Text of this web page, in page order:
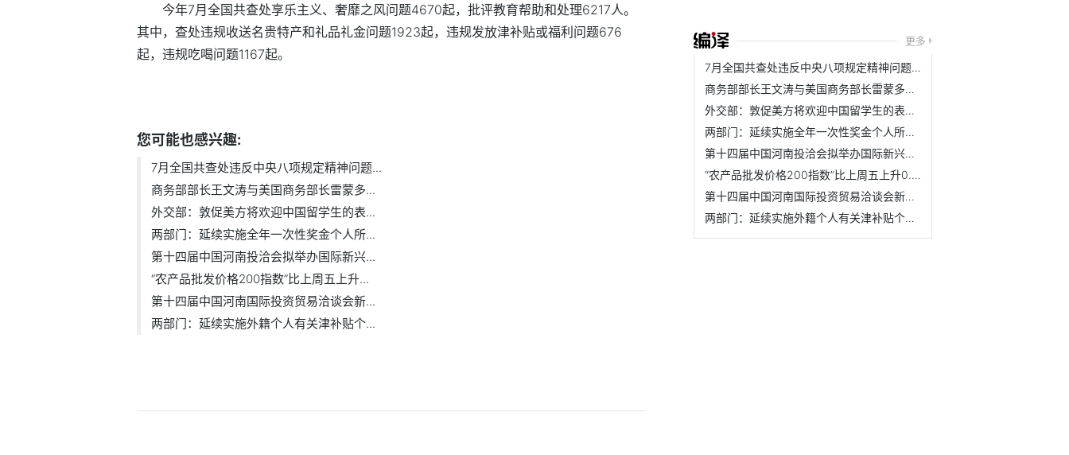
今年7月全国共查处享乐主义、奢靡之风问题4670起，批评教育帮助和处理6217人。
其中，查处违规收送名贵特产和礼品礼金问题1923起，违规发放津补贴或福利问题676
起，违规吃喝问题1167起。
您可能也感兴趣:
7月全国共查处违反中央八项规定精神问题...
商务部部长王文涛与美国商务部长雷蒙多...
外交部：敦促美方将欢迎中国留学生的表...
两部门：延续实施全年一次性奖金个人所...
第十四届中国河南投洽会拟举办国际新兴...
“农产品批发价格200指数”比上周五上升...
第十四届中国河南国际投资贸易洽谈会新...
两部门：延续实施外籍个人有关津补贴个...
更多
7月全国共查处违反中央八项规定精神问题8157起
商务部部长王文涛与美国商务部长雷蒙多举行会谈
外交部：敦促美方将欢迎中国留学生的表态落到实处
两部门：延续实施全年一次性奖金个人所得税政策
第十四届中国河南投洽会拟举办国际新兴产业投融资合作大会
“农产品批发价格200指数”比上周五上升0.64个点
第十四届中国河南国际投资贸易洽谈会新闻发布会在北京举行
两部门：延续实施外籍个人有关津补贴个人所得税政策